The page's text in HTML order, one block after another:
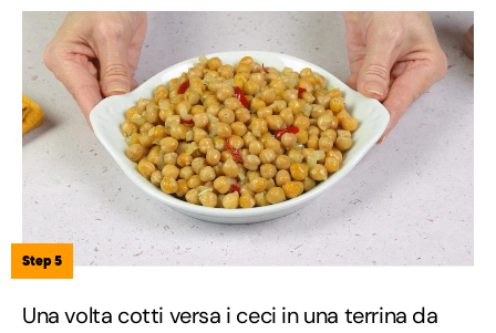
Step 5
Una volta cotti versa i ceci in una terrina da